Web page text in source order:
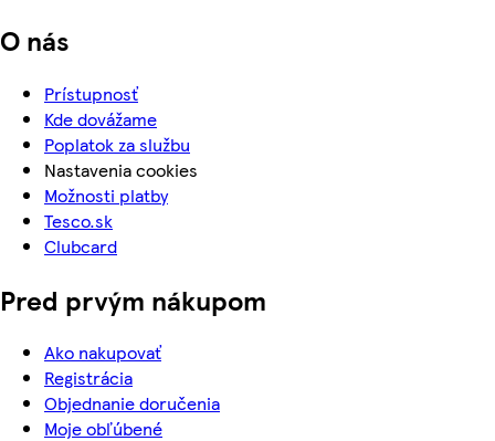
O nás
Prístupnosť
Kde dovážame
Poplatok za službu
Nastavenia cookies
Možnosti platby
Tesco.sk
Clubcard
Pred prvým nákupom
Ako nakupovať
Registrácia
Objednanie doručenia
Moje obľúbené